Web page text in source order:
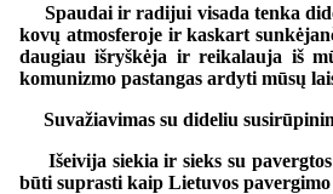
Spaudai ir radijui visada tenka
kovų atmosferoje ir kaskart
daugiau išryškėja ir reikalauja iš
komunizmo pastangas ardyti mūsų
Suvažiavimas su dideliu
Išeivija siekia ir sieks su
būti suprasti kaip Lietuvos